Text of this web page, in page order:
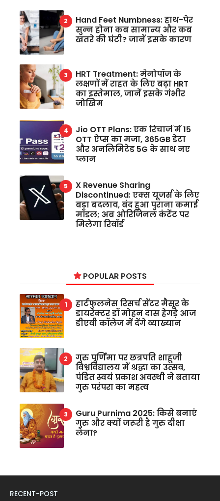
Hand Feet Numbness: हाथ-पैर
सुन्न होना कब सामान्य और कब
खतरे की घंटी? जानें इसके कारण
HRT Treatment: मेनोपॉज के
लक्षणों में राहत के लिए बढ़ा HRT
का इस्तेमाल, जानें इसके गंभीर
जोखिम
Jio OTT Plans: एक रिचार्ज में 15
OTT ऐप्स का मजा, 365GB डेटा
और अनलिमिटेड 5G के साथ नए
प्लान
X Revenue Sharing
Discontinued: एक्स यूजर्स के लिए
बड़ा बदलाव, बंद हुआ पुराना कमाई
मॉडल; अब ओरिजिनल कंटेंट पर
मिलेगा रिवॉर्ड
POPULAR POSTS
हार्टफुलनेस रिसर्च सेंटर मैसूर के
डायरेक्टर डॉ मोहन दास हेगड़े आज
डीएवी कॉलेज में देंगे व्याख्यान
गुरु पूर्णिमा पर छत्रपति शाहूजी
विश्वविद्यालय में श्रद्धा का उत्सव,
पंडित स्वयं प्रकाश अवस्थी ने बताया
गुरु परंपरा का महत्व
Guru Purnima 2025: किसे बनाएं
गुरु और क्यों जरूरी है गुरु दीक्षा
लेना?
RECENT-POST